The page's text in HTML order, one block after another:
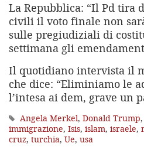
La Repubblica: “Il Pd tira
civili il voto finale non sarà
sulle pregiudiziali di
settimana gli
Il quotidiano intervista il
che dice: “Eliminiamo le
l’intesa ai dem, grave un
Angela Merkel, Donald Trump,
immigrazione, Isis, islam, israele,
cruz, turchia, Ue, usa